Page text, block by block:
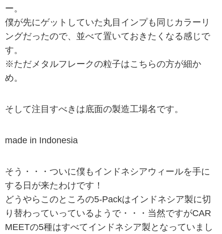
ー。
僕が先にゲットしていた丸目インプも同じカラーリ
ングだったので、並べて置いておきたくなる感じで
す。
※ただメタルフレークの粒子はこちらの方が細か
め。
そして注目すべきは底面の製造工場名です。
made in Indonesia
そう・・・ついに僕もインドネシアウィールを手に
する日が来たわけです！
どうやらこのところの5-Packはインドネシア製に切
り替わっていっているようで・・・当然ですがCAR
MEETの5種はすべてインドネシア製となっていまし